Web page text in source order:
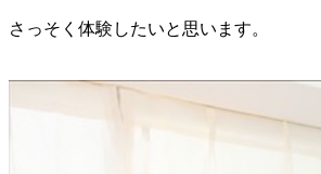
さっそく体験したいと思います。